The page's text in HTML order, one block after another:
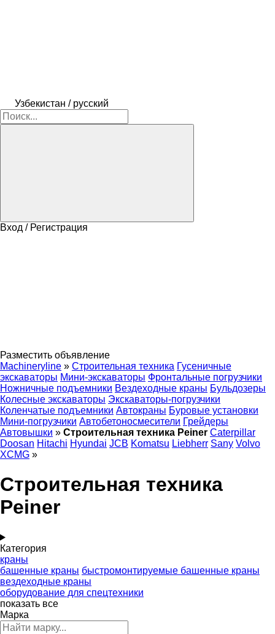
Узбекистан / русский
Вход / Регистрация
Разместить объявление
Machineryline » Строительная техника Гусеничные
экскаваторы Мини-экскаваторы Фронтальные погрузчики
Ножничные подъемники Вездеходные краны Бульдозеры
Колесные экскаваторы Экскаваторы-погрузчики
Коленчатые подъемники Автокраны Буровые установки
Мини-погрузчики Автобетоносмесители Грейдеры
Автовышки » Строительная техника Peiner Caterpillar
Doosan Hitachi Hyundai JCB Komatsu Liebherr Sany Volvo
XCMG »
Строительная техника
Peiner
Категория
краны
башенные краны быстромонтируемые башенные краны
вездеходные краны
оборудование для спецтехники
показать все
Марка